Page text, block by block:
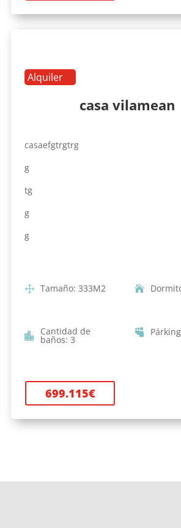
Alquiler
casa vilamean
casaefgtrgtrg
g
tg
g
g
Tamaño: 333M2
Cantidad de
baños: 3
Párking
699.115€